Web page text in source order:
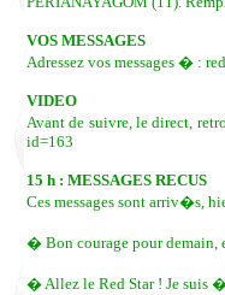
VOS MESSAGES
Adressez vos messages � :
VIDEO
Avant de suivre, le direct,
id=163
15 h : MESSAGES RECUS
Ces messages sont arriv�s,
� Bon courage pour demain,
� Allez le Red Star ! Je suis